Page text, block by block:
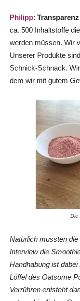
Philipp: Transparenz
ca. 500 Inhaltstoffe
werden müssen. Wir
Unserer Produkte
Schnick-Schnack.
dem wir mit gutem
Die
Natürlich mussten
Interview die
Handhabung ist
Löffel des Oatsome
Verrühren entsteht